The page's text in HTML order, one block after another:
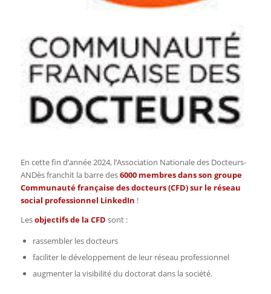
En cette fin d’année 2024, l’Association Nationale des Docteurs-
ANDès franchit la barre des6000 membres dans son groupe
Communauté française des docteurs(CFD) sur le réseau
social professionnel LinkedIn !
Lesobjectifs de la CFD sont :
rassembler les docteurs
faciliter le développement de leur réseau professionnel
augmenter la visibilité du doctorat dans la société.